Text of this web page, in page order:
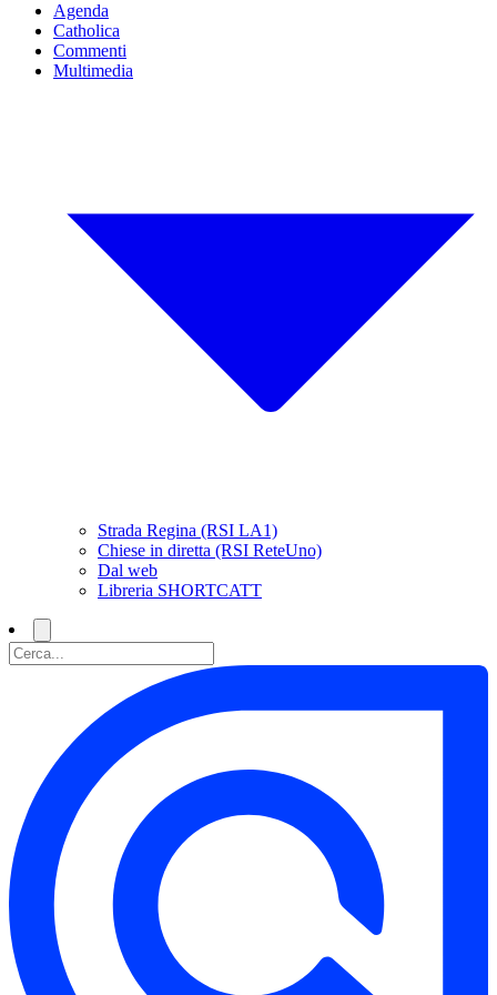
Agenda
Catholica
Commenti
Multimedia
Strada Regina (RSI LA1)
Chiese in diretta (RSI ReteUno)
Dal web
Libreria SHORTCATT